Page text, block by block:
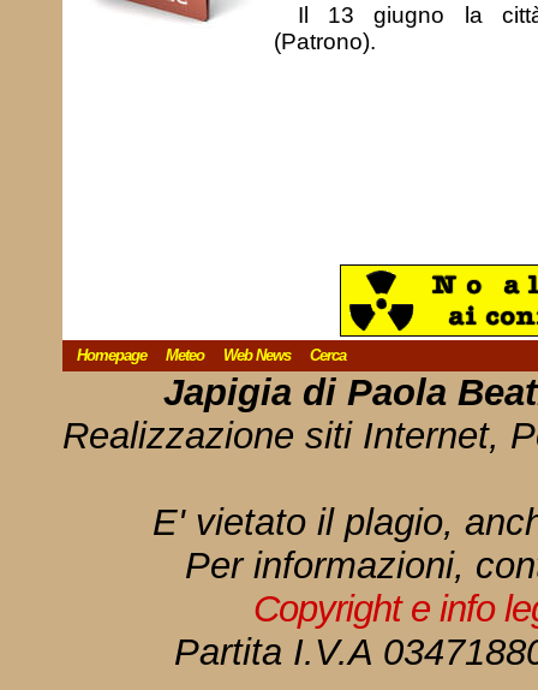
Il 13 giugno la
(Patrono).
Homepage Meteo Web News Cerca
Japigia di Paola
Realizzazione siti Internet,
E' vietato il plagio,
Per informazioni,
Copyright e info
Partita I.V.A